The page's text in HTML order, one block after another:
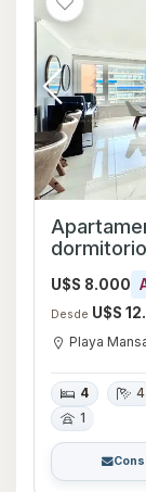
Playa
U$S 8.000
Desde U$S
Playa
4 4
1